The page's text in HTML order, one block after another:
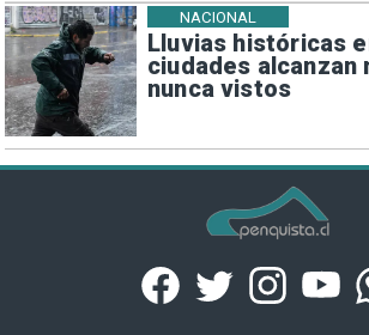
Lluvias históricas
ciudades alcanzan
nunca vistos
NACIONAL